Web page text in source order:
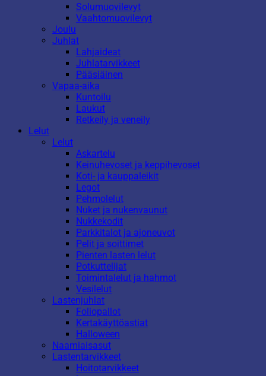
Solumuovilevyt
Vaahtomuovilevyt
Joulu
Juhlat
Lahjaideat
Juhlatarvikkeet
Pääsiäinen
Vapaa-aika
Kuntoilu
Laukut
Retkeily ja veneily
Lelut
Lelut
Askartelu
Keinuhevoset ja keppihevoset
Koti- ja kauppaleikit
Legot
Pehmolelut
Nuket ja nukenvaunut
Nukkekodit
Parkkitalot ja ajoneuvot
Pelit ja soittimet
Pienten lasten lelut
Potkuttelijat
Toimintalelut ja hahmot
Vesilelut
Lastenjuhlat
Foliopallot
Kertakäyttöastiat
Halloween
Naamiaisasut
Lastentarvikkeet
Hoitotarvikkeet